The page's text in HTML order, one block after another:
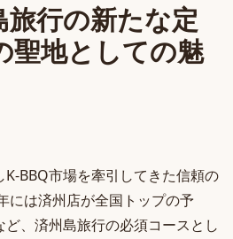
行の新たな定
聖地としての魅
BBQ市場を牽引してきた信頼の
には済州店が全国トップの予
、済州島旅行の必須コースとし